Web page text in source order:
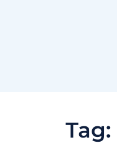
Tag: